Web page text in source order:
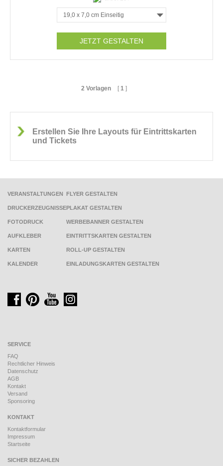
JETZT GESTALTEN
2 Vorlagen [ 1 ]
Erstellen Sie Ihre Layouts für Eintrittskarten
und Tickets
VERANSTALTUNGEN
DRUCKERZEUGNISSE
FOTODRUCK
AUFKLEBER
KARTEN
KALENDER
FLYER GESTALTEN
PLAKAT GESTALTEN
WERBEBANNER GESTALTEN
EINTRITTSKARTEN GESTALTEN
ROLL-UP GESTALTEN
EINLADUNGSKARTEN GESTALTEN
SERVICE
FAQ
Rechtlicher Hinweis
Datenschutz
AGB
Kontakt
Versand
Sponsoring
KONTAKT
Kontaktformular
Impressum
Startseite
SICHER BEZAHLEN